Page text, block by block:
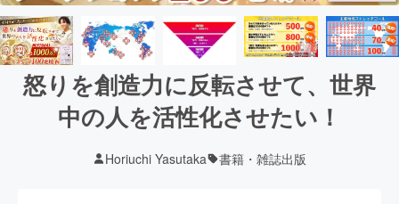
怒りを創造力に反転させて、世界
中の人を活性化させたい！
Horiuchi Yasutaka 書籍・雑誌出版